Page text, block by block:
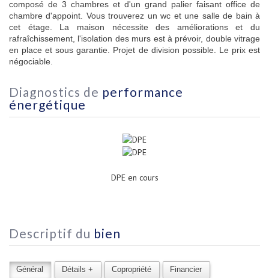
composé de 3 chambres et d'un grand palier faisant office de
chambre d'appoint. Vous trouverez un wc et une salle de bain à
cet étage. La maison nécessite des améliorations et du
rafraîchissement, l'isolation des murs est à prévoir, double vitrage
en place et sous garantie. Projet de division possible. Le prix est
négociable.
diagnostics de performance
énergétique
DPE en cours
descriptif du bien
Général Détails + Copropriété Financier